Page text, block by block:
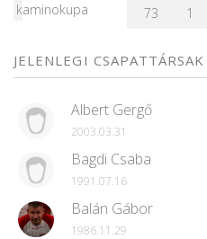
kaminokupa
73 1
JELENLEGI CSAPATTÁRSAK
Albert Gergő
2003.03.31
Bagdi Csaba
1991.07.16
Balán Gábor
1986.11.29